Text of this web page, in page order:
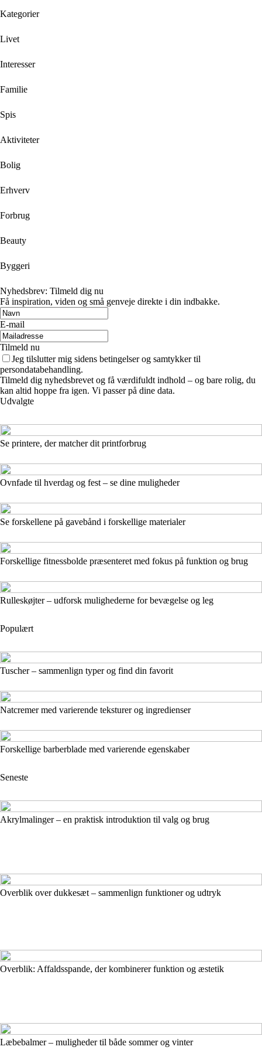
Kategorier
Livet
Interesser
Familie
Spis
Aktiviteter
Bolig
Erhverv
Forbrug
Beauty
Byggeri
Nyhedsbrev: Tilmeld dig nu
Få inspiration, viden og små genveje direkte i din indbakke.
E-mail
Tilmeld nu
Jeg tilslutter mig sidens betingelser og samtykker til
persondatabehandling.
Tilmeld dig nyhedsbrevet og få værdifuldt indhold – og bare rolig, du
kan altid hoppe fra igen. Vi passer på dine data.
Udvalgte
Se printere, der matcher dit printforbrug
Ovnfade til hverdag og fest – se dine muligheder
Se forskellene på gavebånd i forskellige materialer
Forskellige fitnessbolde præsenteret med fokus på funktion og brug
Rulleskøjter – udforsk mulighederne for bevægelse og leg
Populært
Tuscher – sammenlign typer og find din favorit
Natcremer med varierende teksturer og ingredienser
Forskellige barberblade med varierende egenskaber
Seneste
Akrylmalinger – en praktisk introduktion til valg og brug
Overblik over dukkesæt – sammenlign funktioner og udtryk
Overblik: Affaldsspande, der kombinerer funktion og æstetik
Læbebalmer – muligheder til både sommer og vinter